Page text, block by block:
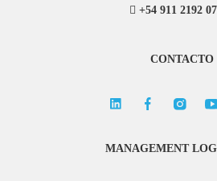
+54 911 2192
CONTACTO
MANAGEMENT